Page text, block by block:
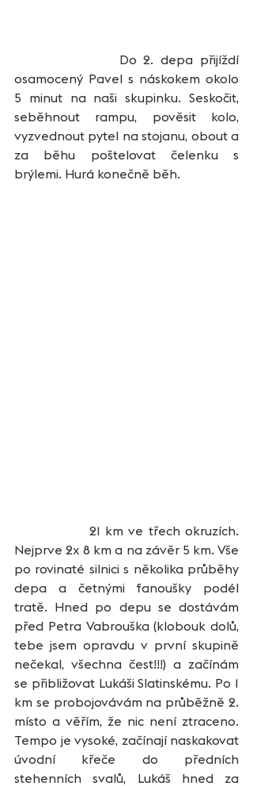
osamocený Pavel s náskokem okolo
5 minut na naši skupinku. Seskočit,
seběhnout rampu, pověsit kolo,
vyzvednout pytel na stojanu, obout a
za běhu poštelovat čelenku s
brýlemi. Hurá konečně běh.
Nejprve 2x 8 km a na závěr 5 km. Vše
po rovinaté silnici s několika průběhy
depa a četnými fanoušky podél
tratě. Hned po depu se dostávám
před Petra Vabrouška (klobouk dolů,
tebe jsem opravdu v první skupině
nečekal, všechna čest!!!) a začínám
se přibližovat Lukáši Slatinskému. Po 1
km se probojovávám na průběžně 2.
místo a věřím, že nic není ztraceno.
Tempo je vysoké, začínají naskakovat
úvodní křeče do předních
stehenních svalů, Lukáš hned za